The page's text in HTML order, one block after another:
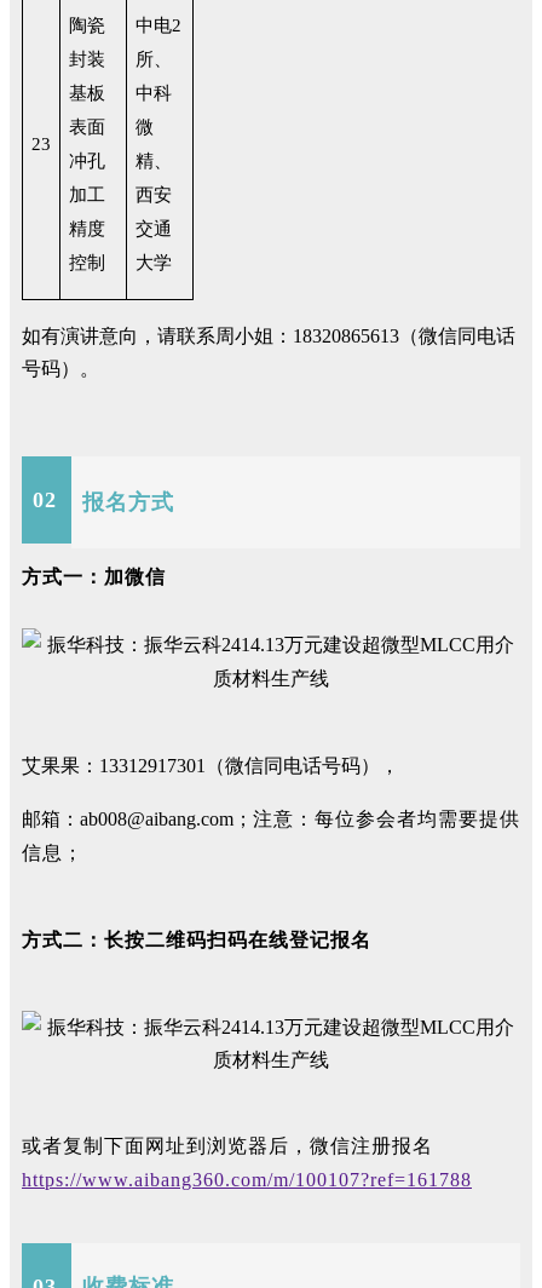
23
陶瓷
封装
基板
表面
冲孔
加工
精度
控制
中电2
所、
中科
微
精、
西安
交通
大学
如有演讲意向，请联系周小姐：18320865613（微信同电话
号码）。
02 报名方式
方式一：加微信
艾果果：13312917301（微信同电话号码），
邮箱：ab008@aibang.com； 注意：每位参会者均需要提供
信息；
方式二：长按二维码扫码在线登记报名
或者复制下面网址到浏览器后，微信注册报名
https://www.aibang360.com/m/100107?ref=161788